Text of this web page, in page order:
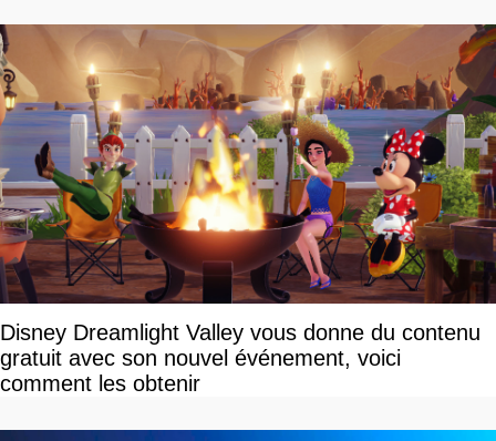
Disney Dreamlight Valley vous donne du contenu
gratuit avec son nouvel événement, voici
comment les obtenir